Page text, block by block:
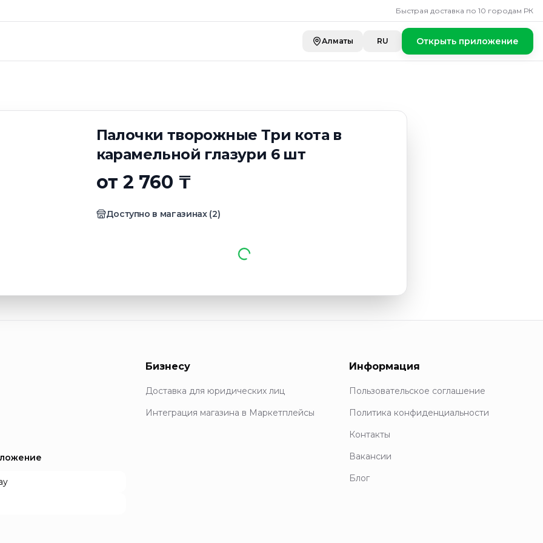
Быстрая доставка по 10 городам РК
Алматы RU Открыть приложение
Палочки творожные Три кота в
карамельной глазури 6 шт
от 2 760 ₸
Доступно в магазинах(2)
шт
Три кота в
Бизнесу
Доставка для юридических лиц
Интеграция магазина в Маркетплейсы
Информация
Пользовательское соглашение
Политика конфиденциальности
Контакты
Вакансии
Блог